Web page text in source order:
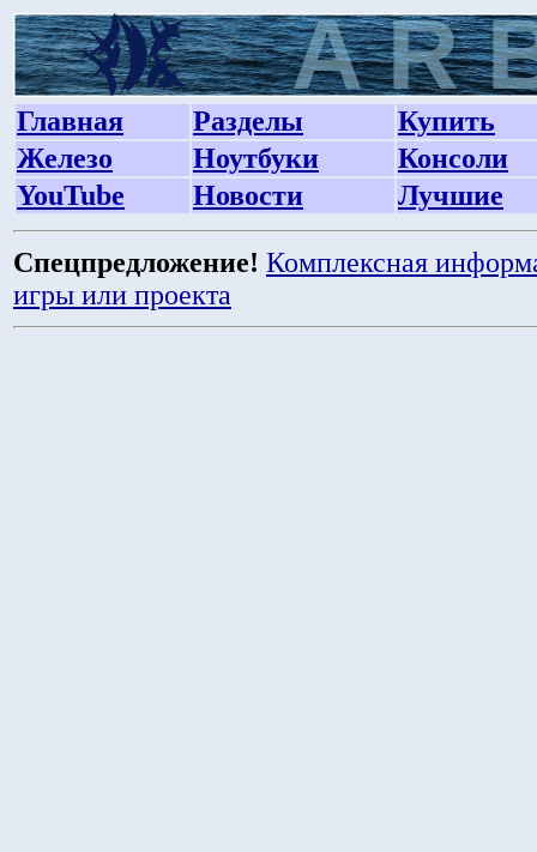
Главная Разделы
Купить
Железо
Ноутбуки
Консоли
YouTube
Новости Лучшие
Спецпредложение! Комплексная
игры или проекта